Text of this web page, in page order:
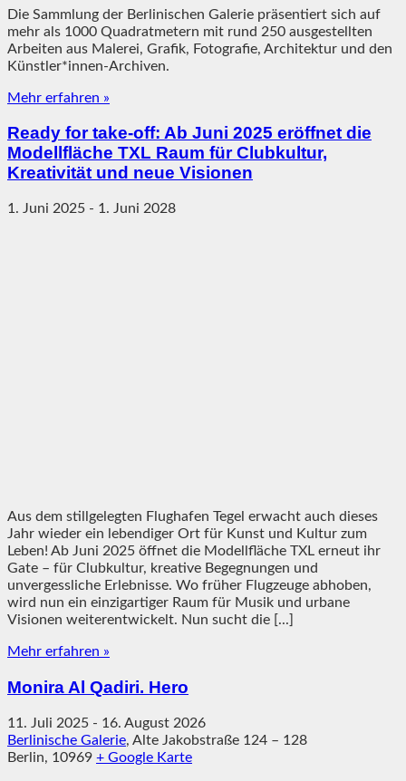
Die Sammlung der Berlinischen Galerie präsentiert sich auf
mehr als 1000 Quadratmetern mit rund 250 ausgestellten
Arbeiten aus Malerei, Grafik, Fotografie, Architektur und den
Künstler*innen-Archiven.
Mehr erfahren »
Ready for take-off: Ab Juni 2025 eröffnet die
Modellfläche TXL Raum für Clubkultur,
Kreativität und neue Visionen
1. Juni 2025 - 1. Juni 2028
Aus dem stillgelegten Flughafen Tegel erwacht auch dieses
Jahr wieder ein lebendiger Ort für Kunst und Kultur zum
Leben! Ab Juni 2025 öffnet die Modellfläche TXL erneut ihr
Gate – für Clubkultur, kreative Begegnungen und
unvergessliche Erlebnisse. Wo früher Flugzeuge abhoben,
wird nun ein einzigartiger Raum für Musik und urbane
Visionen weiterentwickelt. Nun sucht die [...]
Mehr erfahren »
Monira Al Qadiri. Hero
11. Juli 2025 - 16. August 2026
Berlinische Galerie, Alte Jakobstraße 124 – 128
Berlin, 10969 + Google Karte